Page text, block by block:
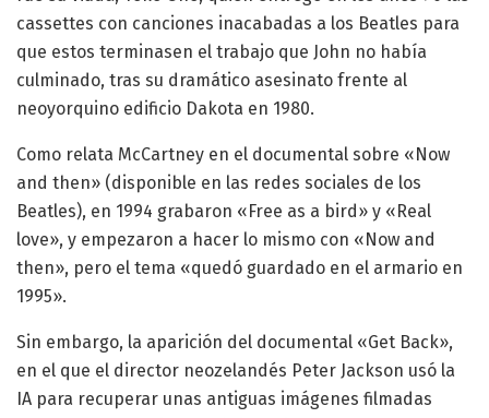
cassettes con canciones inacabadas a los Beatles para
que estos terminasen el trabajo que John no había
culminado, tras su dramático asesinato frente al
neoyorquino edificio Dakota en 1980.
Como relata McCartney en el documental sobre «Now
and then» (disponible en las redes sociales de los
Beatles), en 1994 grabaron «Free as a bird» y «Real
love», y empezaron a hacer lo mismo con «Now and
then», pero el tema «quedó guardado en el armario en
1995».
Sin embargo, la aparición del documental «Get Back»,
en el que el director neozelandés Peter Jackson usó la
IA para recuperar unas antiguas imágenes filmadas